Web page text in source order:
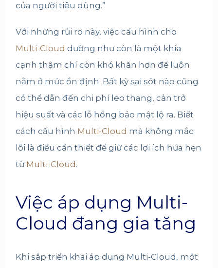
của người tiêu dùng.”
Với những rủi ro này, việc cấu hình cho
Multi-Cloud dường như còn là một khía
cạnh thậm chí còn khó khăn hơn để luôn
nằm ở mức ổn định. Bất kỳ sai sót nào cũng
có thể dẫn đến chi phí leo thang, cản trở
hiệu suất và các lỗ hổng bảo mật lộ ra. Biết
cách cấu hình Multi-Cloud mà không mắc
lỗi là điều cần thiết để giữ các lợi ích hứa hẹn
từ Multi-Cloud .
Việc áp dụng Multi-
Cloud đang gia tăng
Khi sắp triển khai áp dụng Multi-Cloud , một